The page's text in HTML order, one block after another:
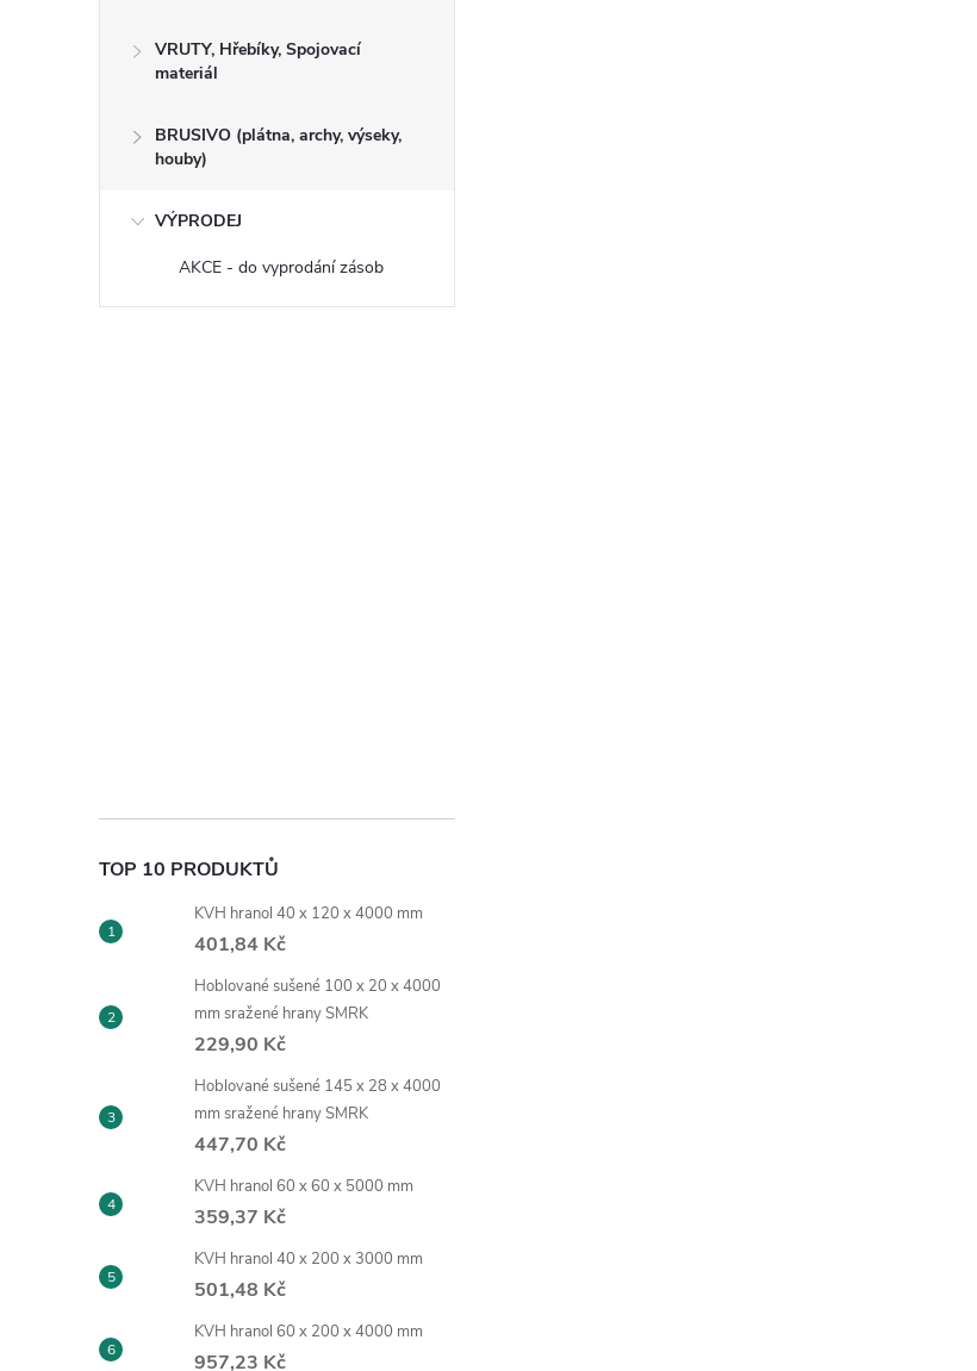
VRUTY, Hřebíky, Spojovací
materiál
BRUSIVO (plátna, archy, výseky,
houby)
VÝPRODEJ
AKCE - do vyprodání zásob
TOP 10 PRODUKTŮ
KVH hranol 40 x 120 x 4000 mm
401,84 Kč
Hoblované sušené 100 x 20 x 4000
mm sražené hrany SMRK
229,90 Kč
Hoblované sušené 145 x 28 x 4000
mm sražené hrany SMRK
447,70 Kč
KVH hranol 60 x 60 x 5000 mm
359,37 Kč
KVH hranol 40 x 200 x 3000 mm
501,48 Kč
KVH hranol 60 x 200 x 4000 mm
957,23 Kč